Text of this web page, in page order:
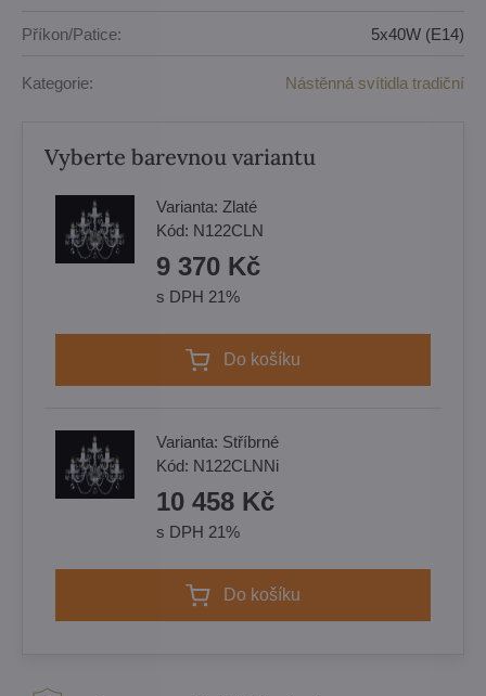
Příkon/Patice: 5x40W (E14)
Kategorie: Nástěnná svítidla tradiční
Vyberte barevnou variantu
Varianta: Zlaté
Kód: N122CLN
9 370 Kč
s DPH 21%
Do košíku
Varianta: Stříbrné
Kód: N122CLNNi
10 458 Kč
s DPH 21%
Do košíku